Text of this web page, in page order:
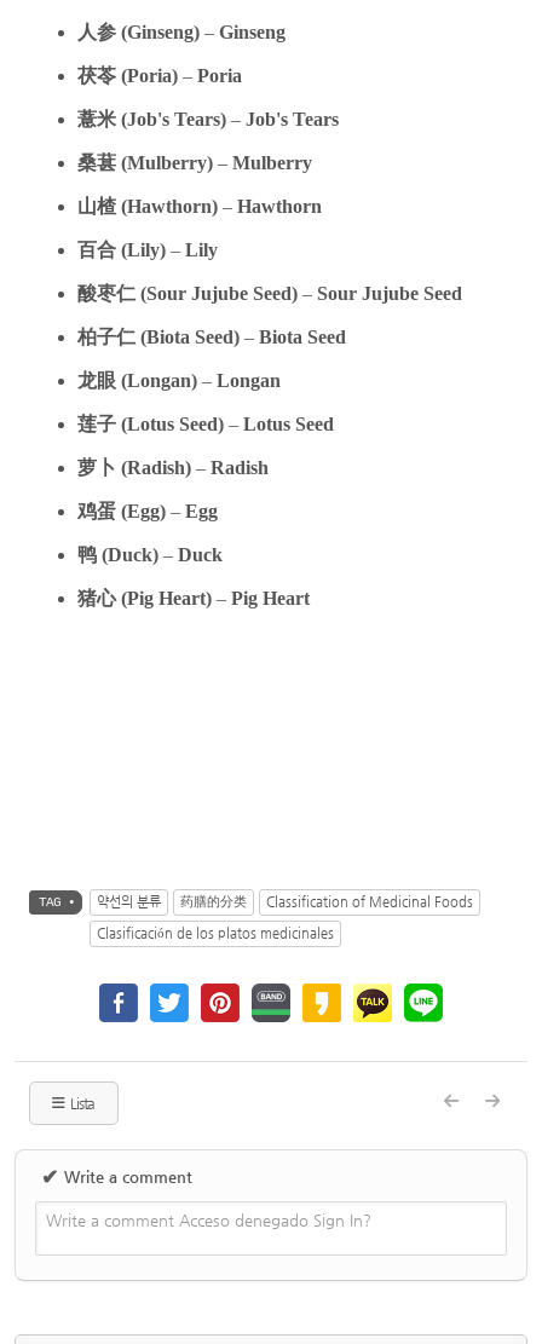
人参 (Ginseng) – Ginseng
茯苓 (Poria) – Poria
薏米 (Job's Tears) – Job's Tears
桑葚 (Mulberry) – Mulberry
山楂 (Hawthorn) – Hawthorn
百合 (Lily) – Lily
酸枣仁 (Sour Jujube Seed) – Sour Jujube Seed
柏子仁 (Biota Seed) – Biota Seed
龙眼 (Longan) – Longan
莲子 (Lotus Seed) – Lotus Seed
萝 卜 (Radish) – Radish
鸡蛋 (Egg) – Egg
鸭 (Duck) – Duck
猪心 (Pig Heart) – Pig Heart
TAG • 약선의 분류 药膳的分类
Classification of Medicinal Foods
Clasificación de los platos medicinales
Lista
✔ Write a comment
Write a comment Acceso denegado Sign In?